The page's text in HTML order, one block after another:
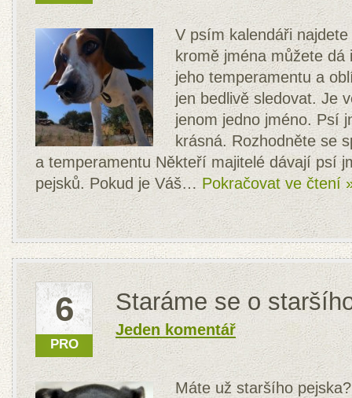
V psím kalendáři
kromě jména můžete
jeho temperamentu a
jen bedlivě sledovat. Je
jenom jedno jméno. Psí
krásná. Rozhodněte se
a temperamentu Někteří majitelé dávají psí
pejsků. Pokud je Váš… Pokračovat ve čtení
6
PRO
Staráme se o
Jeden komentář
Máte už staršího